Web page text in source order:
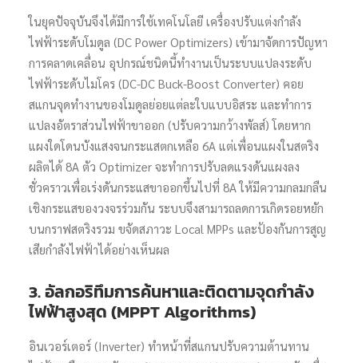
ในยุคปัจจุบันจึงได้มีการใช้เทคโนโลยี เครื่องปรับแต่งกำลัง
ไฟฟ้าระดับโมดูล (DC Power Optimizers) เข้ามาจัดการปัญหา
การคลาดเคลื่อน อุปกรณ์ชนิดนี้ทำงานเป็นระบบแปลงระดับ
ไฟฟ้าระดับไมโคร (DC-DC Buck-Boost Converter) คอย
สแกนจุดทำงานของโมดูลย่อยแต่ละใบแบบอิสระ และทำการ
แปลงอัตราส่วนไฟฟ้าขาออก (ปรับความกว้างพัลส์) โดยหาก
แผงใดโดนบังแสงจนกระแสตกเหลือ 6A แต่เพื่อนแผงในสตริง
ผลิตได้ 8A ตัว Optimizer จะทำการปรับลดแรงดันแผงลง
ชั่วคราวเพื่อเร่งดันกระแสขาออกขึ้นไปที่ 8A ให้มีความกลมกลืน
เชิงกระแสของวงจรร่วมกัน ระบบจึงสามารถลดการเกิดรอยหยัก
บนกราฟสตริงรวม ขจัดสภาวะ Local MPPs และป้องกันการสูญ
เสียกำลังไฟฟ้าได้อย่างเห็นผล
3. อัลกอริทึมการค้นหาและติดตามจุดกำลัง
ไฟฟ้าสูงสุด (MPPT Algorithms)
อินเวอร์เตอร์ (Inverter) ทำหน้าที่สแกนปรับความต้านทาน